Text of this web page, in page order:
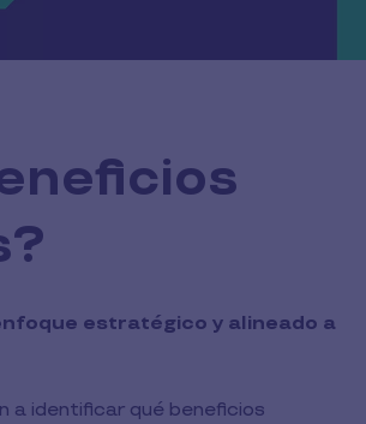
estratégico y alineado a
a identificar qué beneficios